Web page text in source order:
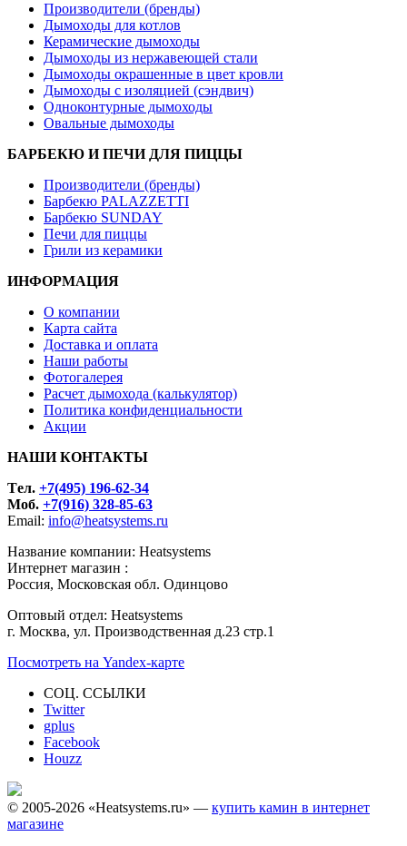
Производители (бренды)
Дымоходы для котлов
Керамические дымоходы
Дымоходы из нержавеющей стали
Дымоходы окрашенные в цвет кровли
Дымоходы с изоляцией (сэндвич)
Одноконтурные дымоходы
Овальные дымоходы
БАРБЕКЮ И ПЕЧИ ДЛЯ ПИЦЦЫ
Производители (бренды)
Барбекю PALAZZETTI
Барбекю SUNDAY
Печи для пиццы
Грили из керамики
ИНФОРМАЦИЯ
О компании
Карта сайта
Доставка и оплата
Наши работы
Фотогалерея
Расчет дымохода (калькулятор)
Политика конфиденциальности
Акции
НАШИ КОНТАКТЫ
Tел. +7(495) 196-62-34
Моб. +7(916) 328-85-63
Email: info@heatsystems.ru
Название компании: Heatsystems
Интернет магазин :
Россия, Московская обл. Одинцово
Оптовый отдел: Heatsystems
г. Москва, ул. Производственная д.23 стр.1
Посмотреть на Yandex-карте
СОЦ. ССЫЛКИ
Twitter
gplus
Facebook
Houzz
© 2005-2026 «Heatsystems.ru» — купить камин в интернет
магазине